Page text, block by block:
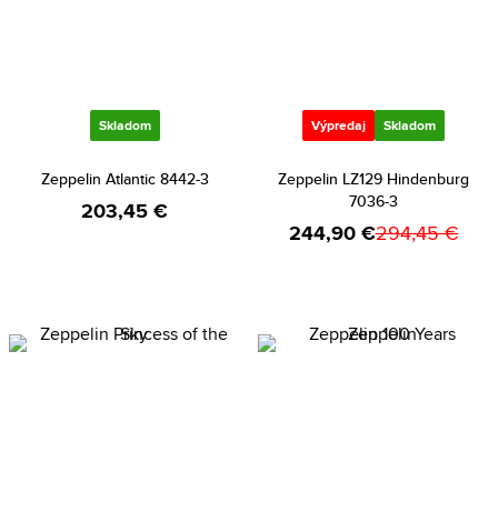
Skladom
Zeppelin Atlantic 8442-3
203,45 €
Výpredaj Skladom
Zeppelin LZ129 Hindenburg
7036-3
244,90 €294,45 €